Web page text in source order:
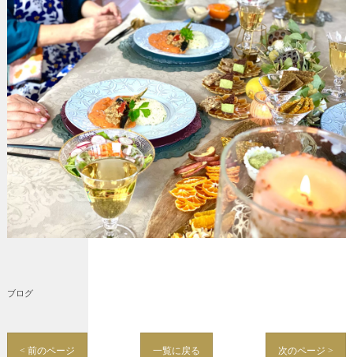
ブログ
< 前のページ 一覧に戻る 次のページ >